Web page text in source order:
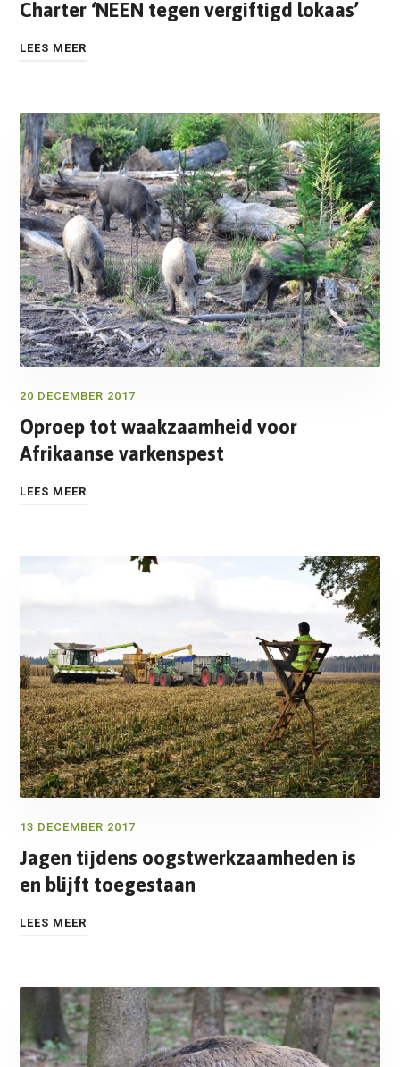
Charter ‘NEEN tegen vergiftigd lokaas’
LEES MEER
20 DECEMBER 2017
Oproep tot waakzaamheid voor
Afrikaanse varkenspest
LEES MEER
13 DECEMBER 2017
Jagen tijdens oogstwerkzaamheden is
en blijft toegestaan
LEES MEER